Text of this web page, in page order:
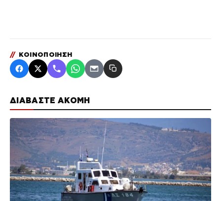
ΔΙΑΒΑΣΤΕ ΑΚΟΜΗ
// ΚΟΙΝΟΠΟΙΗΣΗ